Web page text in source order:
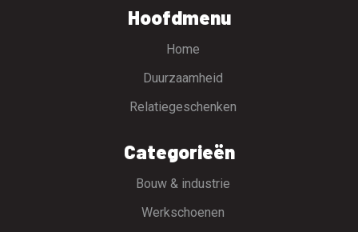
Hoofdmenu
Home
Duurzaamheid
Relatiegeschenken
Categorieën
Bouw & industrie
Werkschoenen